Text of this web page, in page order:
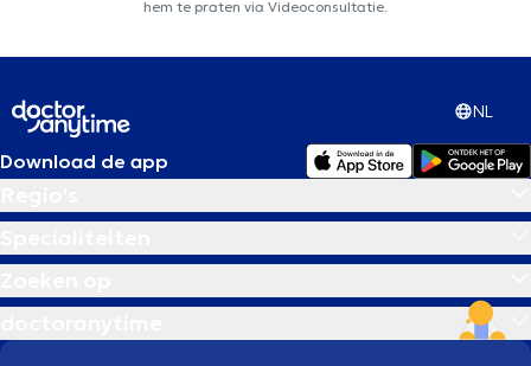
hem te praten via Videoconsultatie.
NL
Download de app